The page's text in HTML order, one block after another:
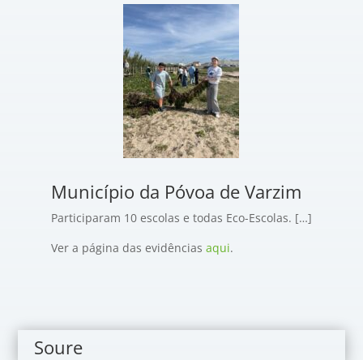
Município da Póvoa de Varzim
Participaram 10 escolas e todas Eco-Escolas. […]
Ver a página das evidências aqui.
Soure